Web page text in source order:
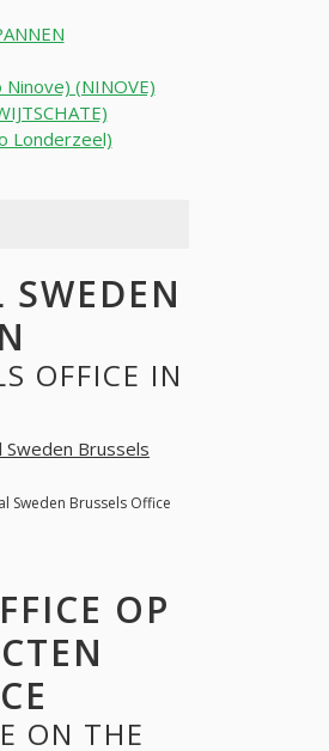
(NINOVE)
Londerzeel)
OFFICE IN
Sweden Brussels
Sweden Brussels Office
OP
ON THE